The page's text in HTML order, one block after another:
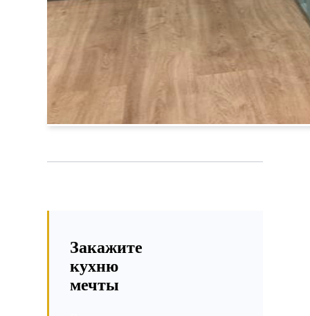
Закажите
кухню
мечты